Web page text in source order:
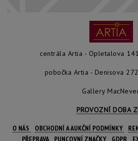
centrála Artia - Opletalova
pobočka Artia - Denisova
Gallery
PROVOZNÍ DOBA
O NÁS OBCHODNÍ A AUKČNÍ PODMÍNKY
PŘEPRAVA
PUNCOVNÍ ZNAČKY GDPR